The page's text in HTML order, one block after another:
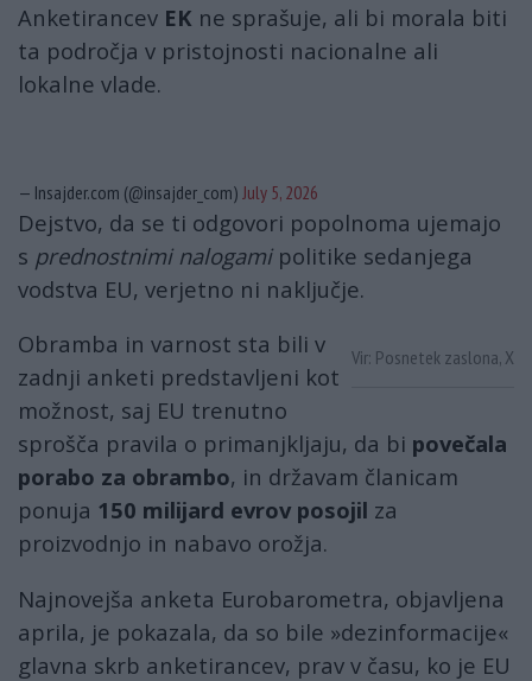
Anketirancev EK ne sprašuje, ali bi morala biti
ta področja v pristojnosti nacionalne ali
lokalne vlade.
— Insajder.com (@insajder_com) July 5, 2026
Dejstvo, da se ti odgovori popolnoma ujemajo
s prednostnimi nalogamipolitike sedanjega
vodstva EU, verjetno ni naključje.
Vir: Posnetek zaslona, X
Obramba in varnost sta bili v
zadnji anketi predstavljeni kot
možnost, saj EU trenutno
sprošča pravila o primanjkljaju, da bi povečala
porabo za obrambo, in državam članicam
ponuja 150 milijard evrov posojil za
proizvodnjo in nabavo orožja.
Najnovejša anketa Eurobarometra, objavljena
aprila, je pokazala, da so bile »dezinformacije«
glavna skrb anketirancev, prav v času, ko je EU